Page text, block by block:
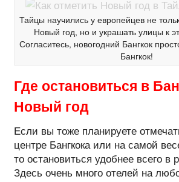
Тайцы научились у европейцев не
Новый год, но и украшать улицы к
Согласитесь, новогодний Бангкок
Бангкок!
Где остановиться в
Новый год
Если вы тоже планируете
центре Бангкока или на самой
то остановиться удобнее всего в
Здесь очень много отелей на